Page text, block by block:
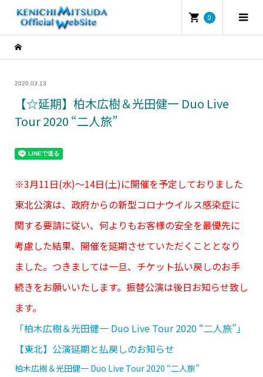
0
2020.03.13
【☆延期】柏木広樹＆光田健一 Duo Live
Tour 2020 “二人旅”
※3月11日(水)～14日(土)に開催を予定しておりました
東北公演は、政府からの新型コロナウイルス感染症に
関する要請に従い、何よりもお客様の安全を最優先に
考慮した結果、開催を延期させていただくこととなり
ました。つきましては一旦、チケット払い戻しのお手
続きをお願いいたします。振替公演は後日お知らせ致し
ます。
「柏木広樹＆光田健一 Duo Live Tour 2020 “二人旅”」
【東北】公演延期と払戻しのお知らせ
柏木広樹＆光田健一 Duo Live Tour 2020 “二人旅”